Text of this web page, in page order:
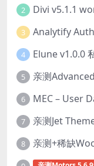
2
3 Analytify
4 Elune v1.0.0
5
6 MEC – User
7
8